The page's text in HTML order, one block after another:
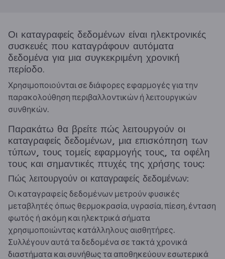
Οι καταγραφείς δεδομένων είναι ηλεκτρονικές
συσκευές που καταγράφουν αυτόματα
δεδομένα για μια συγκεκριμένη χρονική
περίοδο.
Χρησιμοποιούνται σε διάφορες εφαρμογές για την
παρακολούθηση περιβαλλοντικών ή λειτουργικών
συνθηκών.
Παρακάτω θα βρείτε πώς λειτουργούν οι
καταγραφείς δεδομένων, μια επισκόπηση των
τύπων, τους τομείς εφαρμογής τους, τα οφέλη
τους και σημαντικές πτυχές της χρήσης τους:
Πώς λειτουργούν οι καταγραφείς δεδομένων:
Οι καταγραφείς δεδομένων μετρούν φυσικές
μεταβλητές όπως θερμοκρασία, υγρασία, πίεση, ένταση
φωτός ή ακόμη και ηλεκτρικά σήματα
χρησιμοποιώντας κατάλληλους αισθητήρες.
Συλλέγουν αυτά τα δεδομένα σε τακτά χρονικά
διαστήματα και συνήθως τα αποθηκεύουν εσωτερικά